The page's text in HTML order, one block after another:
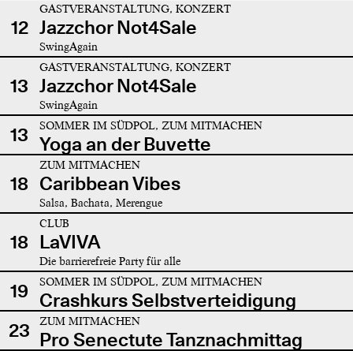
12
GASTVERANSTALTUNG, KONZERT
Jazzchor Not4Sale
SwingAgain
13
GASTVERANSTALTUNG, KONZERT
Jazzchor Not4Sale
SwingAgain
13 SOMMER IM SÜDPOL, ZUM MITMACHEN
Yoga an der Buvette
18
ZUM MITMACHEN
Caribbean Vibes
Salsa, Bachata, Merengue
18
CLUB
LaVIVA
Die barrierefreie Party für alle
19 SOMMER IM SÜDPOL, ZUM MITMACHEN
Crashkurs Selbstverteidigung
23
ZUM MITMACHEN
Pro Senectute Tanznachmittag